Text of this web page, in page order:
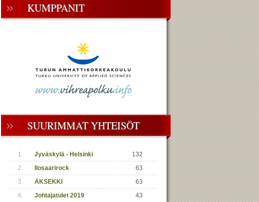
KUMPPANIT
SUURIMMAT YHTEISÖT
1. Jyväskylä - Helsinki
132
2.
Ilosaarirock
63
3.
ÄKSEKKI
63
4.
Johtajatulet 2019
43